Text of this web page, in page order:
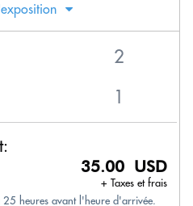
35.00 USD
+ Taxes et frais
heures avant l'heure d'arrivée.